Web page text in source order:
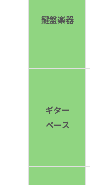
鍵盤楽器
ギター
ベース